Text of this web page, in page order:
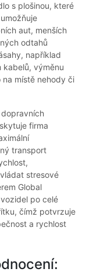
s plošinou, které
aut, menších
odtahů
například
kabelů, výměnu
místě nehody či
firma
transport
stresové
Global
po celé
čímž potvrzuje
a rychlost